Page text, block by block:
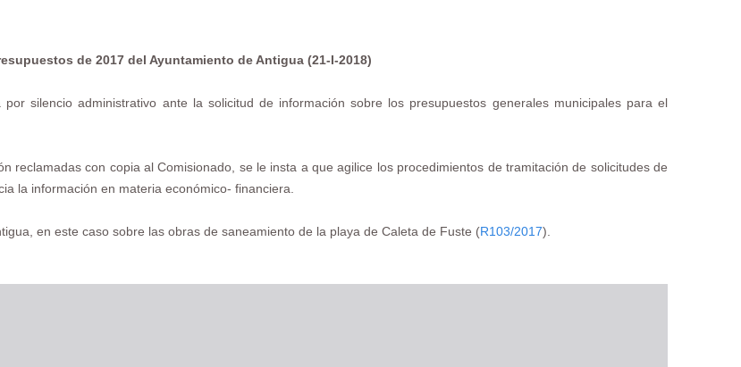
de 2017 del Ayuntamiento de Antigua (21-I-2018)
silencio administrativo ante la solicitud de información sobre los presupuestos generales municipales para el
reclamadas con copia al Comisionado, se le insta a que agilice los procedimientos de tramitación de solicitudes de
la información en materia económico- financiera.
en este caso sobre las obras de saneamiento de la playa de Caleta de Fuste (R103/2017).